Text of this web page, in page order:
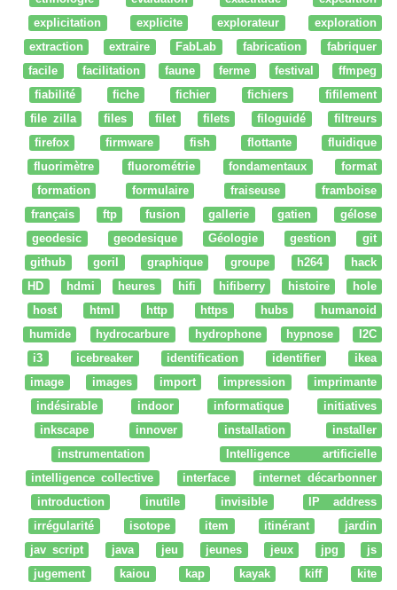
explicitation
explicite explorateur
exploration
extraction
extraire FabLab fabrication
fabriquer
facile
facilitation faune ferme festival
ffmpeg
fiabilité
fiche fichier fichiers
fifilement
file zilla
files filet filets filoguidé
filtreurs
firefox
firmware fish flottante
fluidique
fluorimètre
fluorométrie fondamentaux
format
formation
formulaire fraiseuse
framboise
français
ftp fusion gallerie gatien
gélose
geodesic
geodesique Géologie gestion
git
github
goril graphique groupe h264
hack
HD
hdmi heures hifi hifiberry histoire
hole
host
html http https hubs
humanoid
humide
hydrocarbure hydrophone hypnose
I2C
i3
icebreaker identification identifier
ikea
image
images import impression
imprimante
indésirable
indoor informatique
initiatives
inkscape
innover installation
installer
instrumentation
Intelligence artificielle
intelligence collective
interface
internet décarbonner
introduction
inutile invisible
IP address
irrégularité
isotope item itinérant
jardin
jav script
java jeu jeunes jeux jpg
js
jugement
kaiou kap kayak kiff
kite